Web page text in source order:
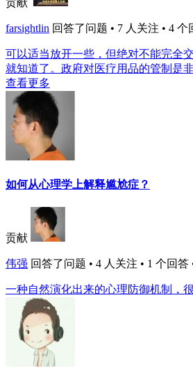
贡献
farsightlin 回答了问题 • 7 人关注 • 4 个
可以适当放开一些，但绝对不能完全
就知道了。政府对医疗用品的管制是
查看更多
如何从心理学上解释尴尬症？
贡献
伟强 回答了问题 • 4 人关注 • 1 个回答
一种自然演化出来的心理防御机制，